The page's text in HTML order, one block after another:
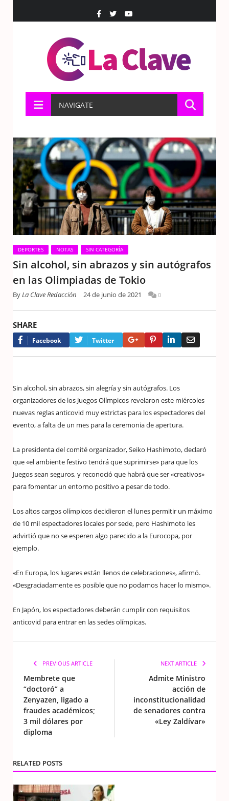
NAVIGATE
DEPORTES NOTAS SIN CATEGORÍA
Sin alcohol, sin abrazos y sin autógrafos
en las Olimpiadas de Tokio
ByLa Clave Redacción 24 de junio de 2021 0
SHARE
Facebook Twitter Google+PinterestLinkedIn
Sin alcohol, sin abrazos, sin alegría y sin autógrafos. Los
organizadores de los Juegos Olímpicos revelaron este miércoles
nuevas reglas anticovid muy estrictas para los espectadores del
evento, a falta de un mes para la ceremonia de apertura.
La presidenta del comité organizador, Seiko Hashimoto, declaró
que «el ambiente festivo tendrá que suprimirse» para que los
Juegos sean seguros, y reconoció que habrá que ser «creativos»
para fomentar un entorno positivo a pesar de todo.
Los altos cargos olímpicos decidieron el lunes permitir un máximo
de 10 mil espectadores locales por sede, pero Hashimoto les
advirtió que no se esperen algo parecido a la Eurocopa, por
ejemplo.
«En Europa, los lugares están llenos de celebraciones», afirmó.
«Desgraciadamente es posible que no podamos hacer lo mismo».
En Japón, los espectadores deberán cumplir con requisitos
anticovid para entrar en las sedes olímpicas.
PREVIOUS ARTICLE
Membrete que
“doctoró” a
Zenyazen, ligado a
fraudes académicos;
3 mil dólares por
diploma
NEXT ARTICLE
Admite Ministro
acción de
inconstitucionalidad
de senadores contra
«Ley Zaldívar»
RELATED POSTS